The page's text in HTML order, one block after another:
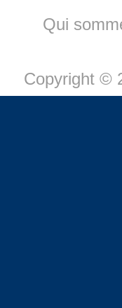
Qui
Copyright ©